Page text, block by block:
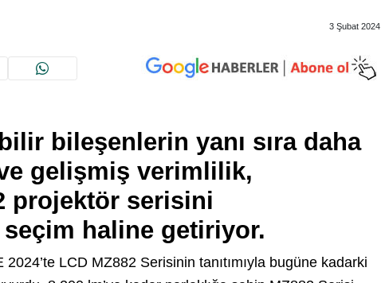
3 Şubat 2024
bileşenlerin yanı sıra daha
gelişmiş verimlilik,
projektör serisini
haline getiriyor.
LCD MZ882 Serisinin tanıtımıyla bugüne kadarki